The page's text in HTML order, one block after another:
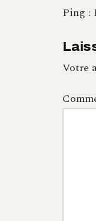
Ping :
Votre